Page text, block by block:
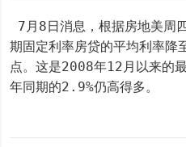
期固定利率房贷的平均利率
点。这是2008年12月以来的
年同期的2.9%仍高得多。